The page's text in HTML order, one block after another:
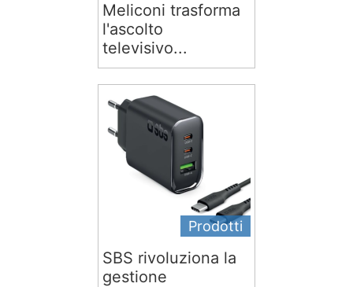
Meliconi trasforma
l'ascolto
televisivo...
Prodotti
SBS rivoluziona la
gestione